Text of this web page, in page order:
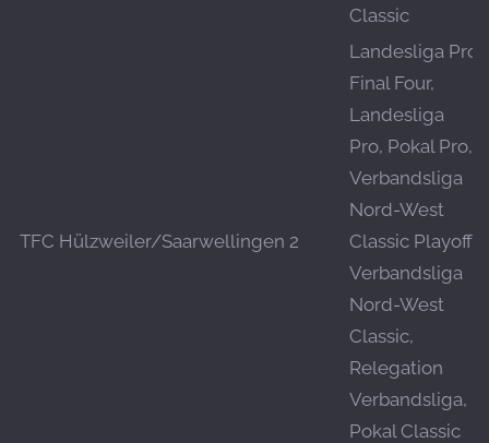
Classic
TFC Hülzweiler/Saarwellingen 2
Landesliga Pro
Final Four,
Landesliga
Pro, Pokal Pro,
Verbandsliga
Nord-West
Classic Playoff,
Verbandsliga
Nord-West
Classic,
Relegation
Verbandsliga,
Pokal Classic